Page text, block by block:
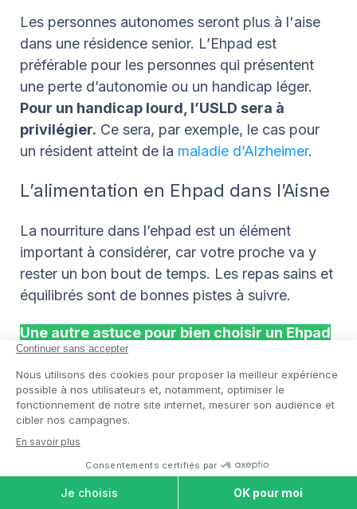
Les personnes autonomes seront plus à l'aise
dans une résidence senior. L’Ehpad est
préférable pour les personnes qui présentent
une perte d’autonomie ou un handicap léger.
Pour un handicap lourd, l’USLD sera à
privilégier. Ce sera, par exemple, le cas pour
un résident atteint de la maladie d’Alzheimer.
L’alimentation en Ehpad dans l’Aisne
La nourriture dans l’ehpad est un élément
important à considérer, car votre proche va y
rester un bon bout de temps. Les repas sains et
équilibrés sont de bonnes pistes à suivre.
Une autre astuce pour bien choisir un Ehpad
est également de se référer aux avis sur les
Ehpad dans l’Aisne.Les avis sont postés par
ceux ou celles qui ont eu une expérience avec la
maison de retraite qui vous intéresse. Il vous
suffit de consulter les ehpad dans l’Aisne qui
ont eu le plus de retours favorables.
Tableau récapitulatif de la